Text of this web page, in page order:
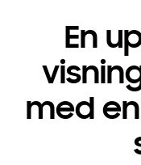
En
med